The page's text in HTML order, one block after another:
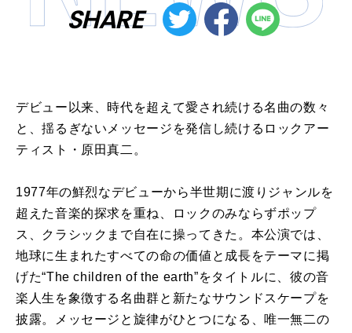
SHARE
デビュー以来、時代を超えて愛され続ける名曲の数々
と、揺るぎないメッセージを発信し続けるロックアー
ティスト・原田真二。
1977年の鮮烈なデビューから半世期に渡りジャンルを
超えた音楽的探求を重ね、ロックのみならずポップ
ス、クラシックまで自在に操ってきた。本公演では、
地球に生まれたすべての命の価値と成長をテーマに掲
げた“The children of the earth”をタイトルに、彼の音
楽人生を象徴する名曲群と新たなサウンドスケープを
披露。メッセージと旋律がひとつになる、唯一無二の